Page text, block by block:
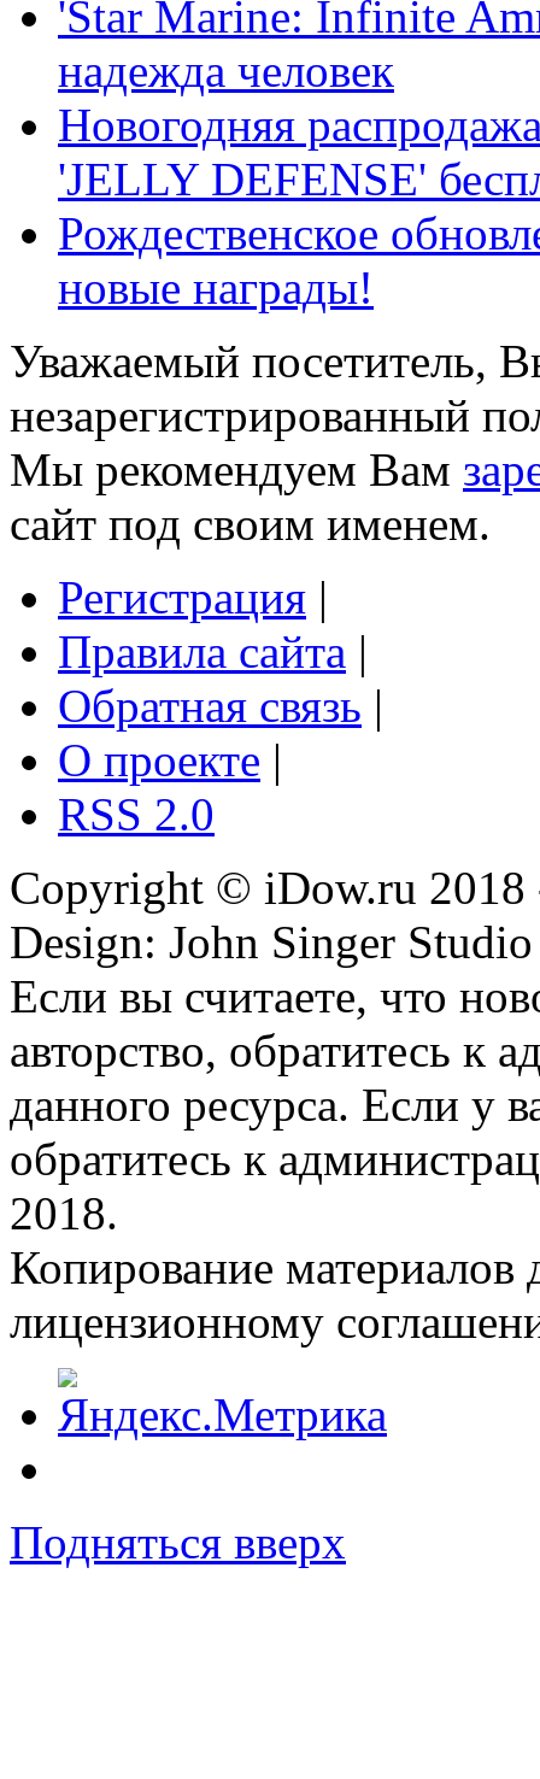
'Star Marine: Infinite
надежда человек
Новогодняя
'JELLY DEFENSE'
Рождественское
новые награды!
Уважаемый посетитель,
незарегистрированный
Мы рекомендуем Вам
сайт под своим именем.
Регистрация |
Правила сайта |
Обратная связь |
О проекте |
RSS 2.0
Copyright © iDow.ru 2018
Design: John Singer Studio
Если вы считаете, что
авторство, обратитесь к
данного ресурса. Если у
обратитесь к
2018.
Копирование материалов
лицензионному
Подняться вверх